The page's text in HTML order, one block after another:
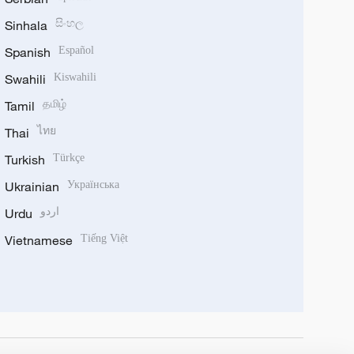
Sinhala සිංහල
Spanish Español
Swahili Kiswahili
Tamil தமிழ்
Thai ไทย
Turkish Türkçe
Ukrainian Українська
Urdu اردو
Vietnamese Tiếng Việt